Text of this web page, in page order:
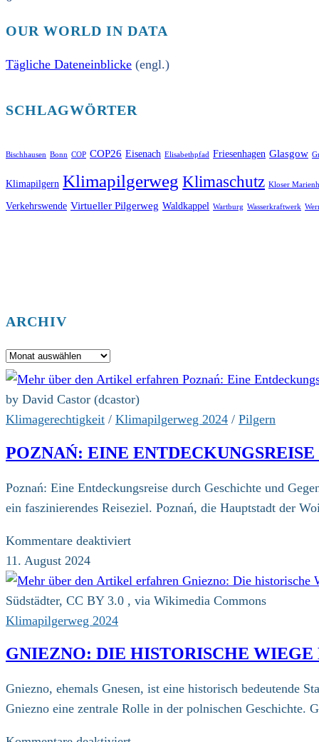
OUR WORLD IN DATA
Tägliche Dateneinblicke (engl.)
SCHLAGWÖRTER
Bischhausen Bonn COP COP26 Eisenach Elisabethpfad Friesenhagen Glasgow
Klimapilgern Klimapilgerweg Klimaschutz Kloser
Verkehrswende Virtueller Pilgerweg Waldkappel Wartburg Wasserkraftwerk
ARCHIV
Archiv
by David Castor (dcastor)
Klimagerechtigkeit / Klimapilgerweg 2024 / Pilgern
POZNAŃ: EINE
Poznań: Eine Entdeckungsreise durch Geschichte und
ein faszinierendes Reiseziel. Poznań, die Hauptstadt der
Kommentare deaktiviertfür
Eine
Entdeckungsreise
und
11. August 2024
Südstädter, CC BY 3.0 , via Wikimedia Commons
Klimapilgerweg 2024
GNIEZNO: DIE HISTORISCHE WIEGE
Gniezno, ehemals Gnesen, ist eine historisch bedeutende
Gniezno eine zentrale Rolle in der polnischen